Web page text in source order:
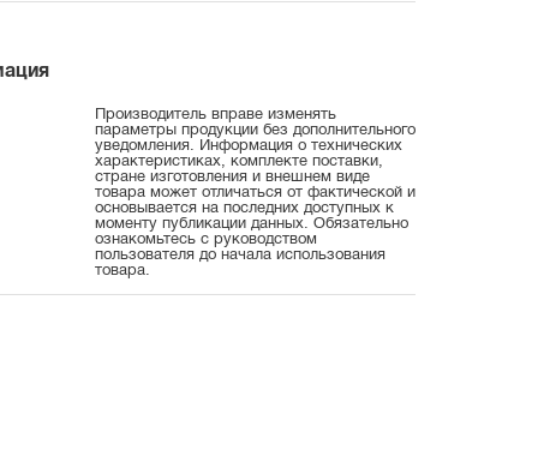
Производитель вправе изменять
параметры продукции без дополнительного
уведомления. Информация о технических
характеристиках, комплекте поставки,
стране изготовления и внешнем виде
товара может отличаться от фактической и
основывается на последних доступных к
моменту публикации данных. Обязательно
ознакомьтесь с руководством
пользователя до начала использования
товара.